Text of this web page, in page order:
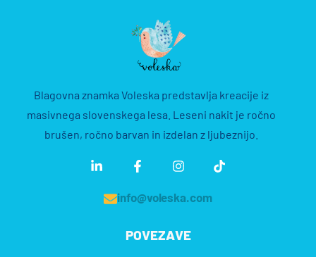
Blagovna znamka Voleska predstavlja kreacije iz
masivnega slovenskega lesa. Leseni nakit je ročno
brušen, ročno barvan in izdelan z ljubeznijo.
info@voleska.com
POVEZAVE